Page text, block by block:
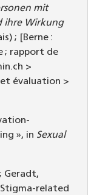
mit
ihre Wirkung
; [Berne :
; rapport de
>
et évaluation >
», in Sexual
Geradt,
Stigma-related